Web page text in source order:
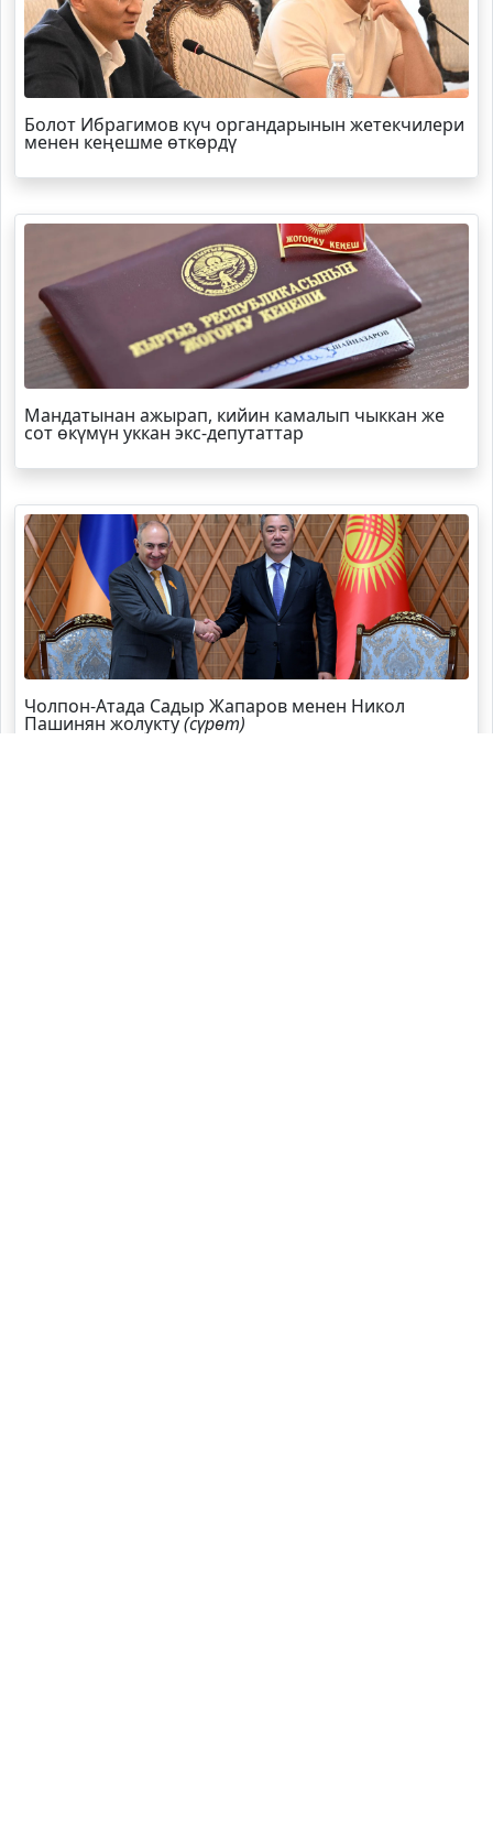
Болот Ибрагимов күч органдарынын жетекчилери
менен кеңешме өткөрдү
Мандатынан ажырап, кийин камалып чыккан же
сот өкүмүн уккан экс-депутаттар
Чолпон-Атада Садыр Жапаров менен Никол
Пашинян жолукту(сүрөт)